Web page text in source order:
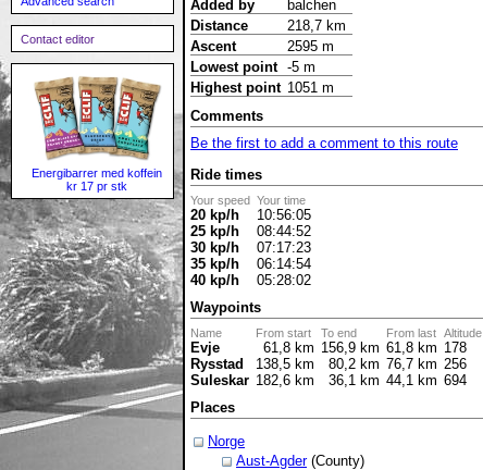
Added by
balchen
Distance
218,7 km
Ascent
2595 m
Lowest point -5 m
Highest point 1051 m
Comments
Be the first to add a comment to this route
Ride times
Your speed Your time
20 kp/h
10:56:05
25 kp/h
08:44:52
30 kp/h
07:17:23
35 kp/h
06:14:54
40 kp/h
05:28:02
Waypoints
Name From start To end From last Altitude
Evje 61,8 km 156,9 km 61,8 km 178
Rysstad
138,5 km 80,2 km 76,7 km 256
Suleskar 182,6 km 36,1 km 44,1 km 694
Places
Norge
Aust-Agder(County)
Contact editor
Energibarrer med koffein
kr 17 pr stk